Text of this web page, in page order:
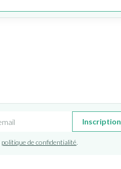
Inscription
politique de confidentialité.